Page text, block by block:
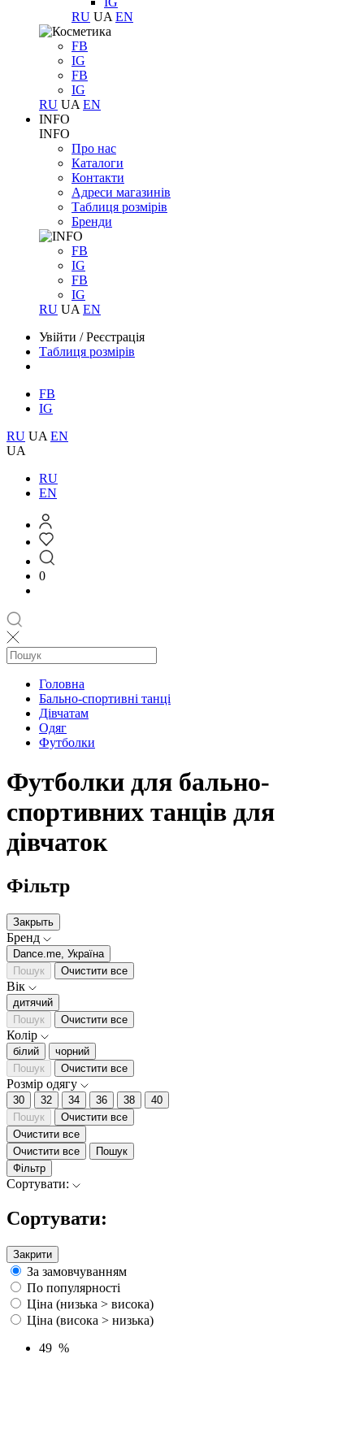
RU UA EN
FB
IG
FB
IG
RU UA EN
INFO
INFO
Про нас
Каталоги
Контакти
Адреси магазинів
Таблиця розмірів
Бренди
FB
IG
FB
IG
RU UA EN
Увійти /Реєстрація
Таблиця розмірів
FB
IG
RU UA EN
UA
RU
EN
0
Головна
Бально-спортивні танці
Дівчатам
Одяг
Футболки
Футболки для бально-
спортивних танців для
дівчаток
Фільтр
Закрыть
Бренд
Dance.me, Україна
Пошук
Очистити все
Вік
дитячий
Пошук
Очистити все
Колір
білий
чорний
Пошук
Очистити все
Розмір одягу
30 32 34 36 38
40
Пошук
Очистити все
Очистити все
Очистити все
Пошук
Фільтр
Сортувати:
Сортувати:
Закрити
За замовчуванням
По популярності
Ціна (низька > висока)
Ціна (висока > низька)
49 %